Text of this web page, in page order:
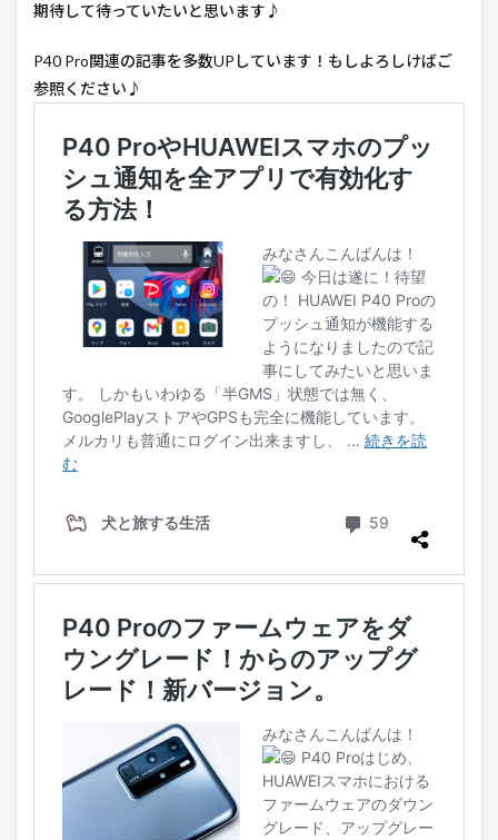
期待して待っていたいと思います♪
P40 Pro関連の記事を多数UPしています！もしよろしけばご
参照ください♪